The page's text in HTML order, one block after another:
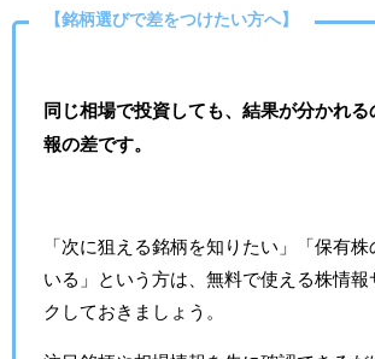
【銘柄選びで差をつけたい方へ】
同じ相場で投資しても、結果が分かれ
報の差です。
「次に狙える銘柄を知りたい」「保有
いる」という方は、無料で使える株情報
クしておきましょう。